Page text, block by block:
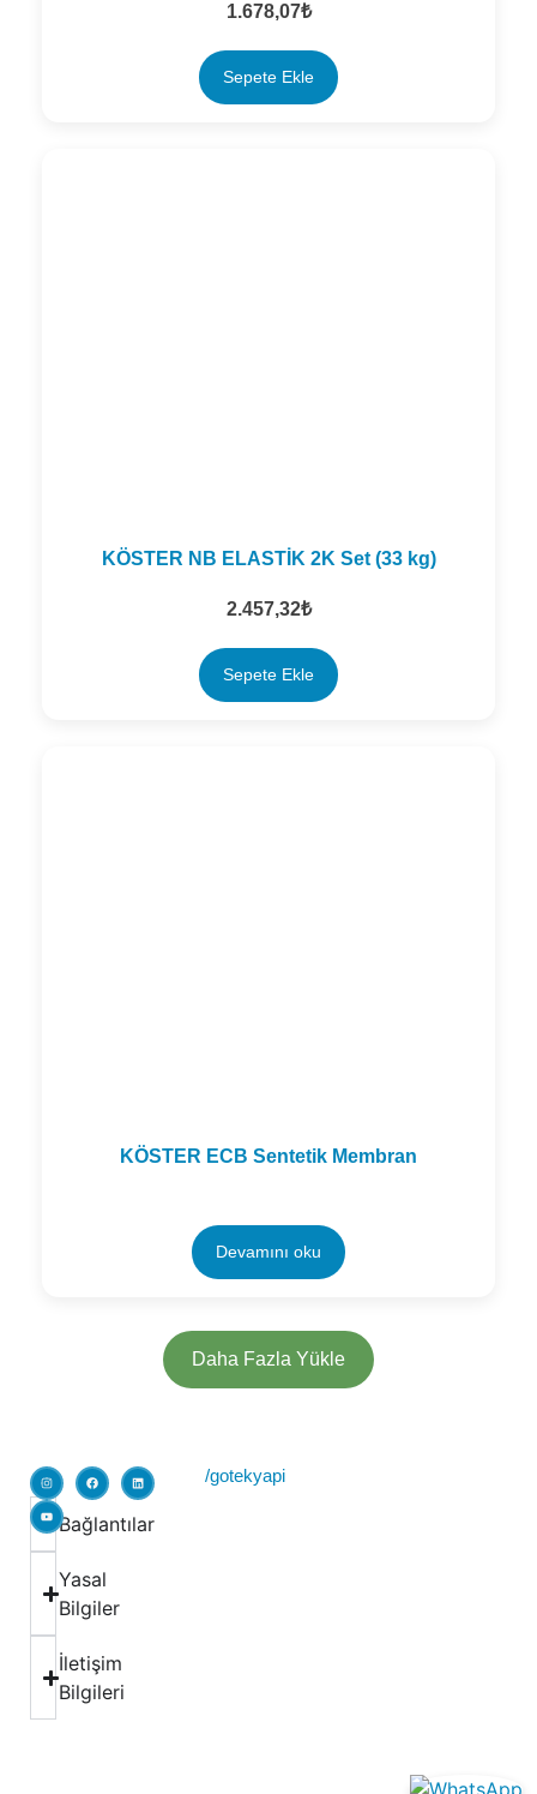
1.678,07₺
Sepete Ekle
KÖSTER NB ELASTİK 2K Set (33 kg)
2.457,32₺
Sepete Ekle
KÖSTER ECB Sentetik Membran
Devamını oku
Daha Fazla Yükle
Bağlantılar
Yasal
Bilgiler
İletişim
Bilgileri
/gotekyapi